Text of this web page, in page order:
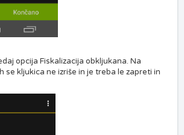
opcija Fiskalizacija obkljukana. Na
se kljukica ne izriše in je treba le zapreti in